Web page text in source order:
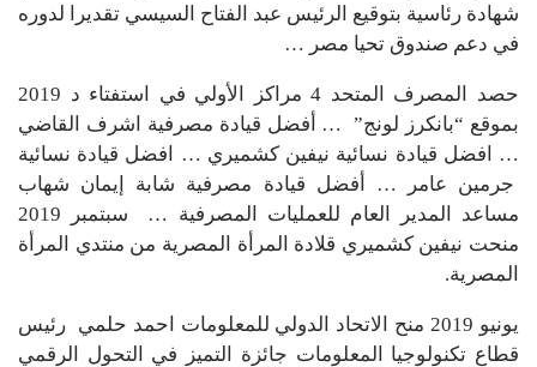
شهادة رئاسية بتوقيع الرئيس عبد الفتاح السيسي تقديرا لدوره
في دعم صندوق تحيا مصر …
حصد المصرف المتحد 4 مراكز الأولي في استفتاء د 2019
بموقع “بانكرز لونج” … أفضل قيادة مصرفية اشرف القاضي
… افضل قيادة نسائية نيفين كشميري … افضل قيادة نسائية
جرمين عامر … أفضل قيادة مصرفية شابة إيمان شهاب
مساعد المدير العام للعمليات المصرفية … سبتمبر 2019
منحت نيفين كشميري قلادة المرأة المصرية من منتدي المرأة
المصرية.
يونيو 2019 منح الاتحاد الدولي للمعلومات احمد حلمي رئيس
قطاع تكنولوجيا المعلومات جائزة التميز في التحول الرقمي